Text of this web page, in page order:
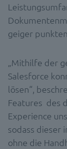
geiger
„Mithilfe der
Salesforce
lösen“,
Features des
Experience
sodass dieser
ohne die